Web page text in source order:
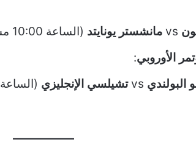
مانشستر يونايتد (الساعة 10:00 مساءً – قناة
الأوروبي:
البولندي
تشيلسي الإنجليزي (الساعة 7:45 مساءً – قناة